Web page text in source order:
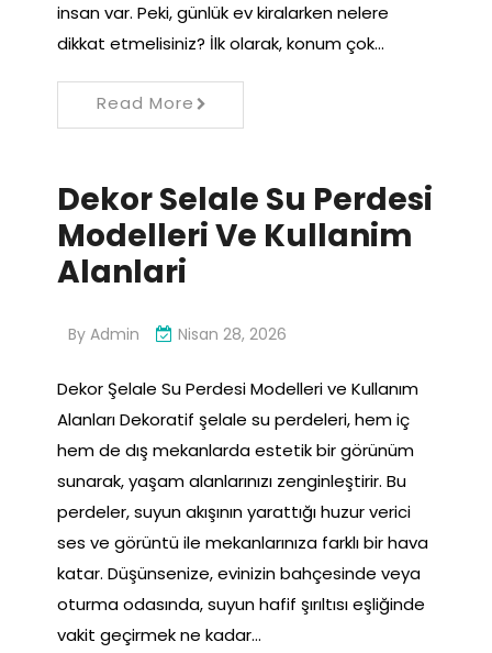
insan var. Peki, günlük ev kiralarken nelere
dikkat etmelisiniz? İlk olarak, konum çok…
Read More
Dekor Selale Su Perdesi
Modelleri Ve Kullanim
Alanlari
By Admin Nisan 28, 2026
Dekor Şelale Su Perdesi Modelleri ve Kullanım
Alanları Dekoratif şelale su perdeleri, hem iç
hem de dış mekanlarda estetik bir görünüm
sunarak, yaşam alanlarınızı zenginleştirir. Bu
perdeler, suyun akışının yarattığı huzur verici
ses ve görüntü ile mekanlarınıza farklı bir hava
katar. Düşünsenize, evinizin bahçesinde veya
oturma odasında, suyun hafif şırıltısı eşliğinde
vakit geçirmek ne kadar…